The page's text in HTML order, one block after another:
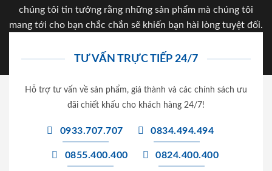
chúng tôi tin tưởng rằng những sản phẩm mà chúng tôi
mang tới cho bạn chắc chắn sẽ khiến bạn hài lòng tuyệt đối.
TƯ VẤN TRỰC TIẾP 24/7
Hỗ trợ tư vấn về sản phẩm, giá thành và các chính sách ưu
đãi chiết khấu cho khách hàng 24/7!
0933.707.707 0834.494.494
0855.400.400 0824.400.400